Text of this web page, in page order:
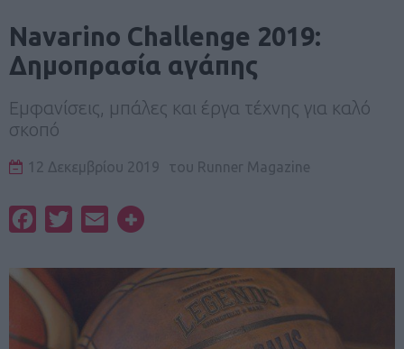
Navarino Challenge 2019:
Δημοπρασία αγάπης
Εμφανίσεις, μπάλες και έργα τέχνης για καλό
σκοπό
12 Δεκεμβρίου 2019 του Runner Magazine
FacebookTwitterEmail